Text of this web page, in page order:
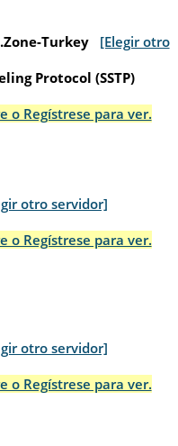
Turkey
[Elegir otro
Protocol (SSTP)
o Regístrese para ver.
otro servidor]
o Regístrese para ver.
otro servidor]
o Regístrese para ver.